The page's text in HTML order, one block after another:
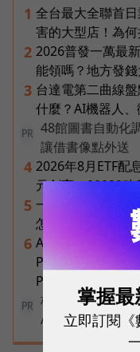
1 全台最大全聯首
害的大型店！為
2 2026普發一萬最
能領嗎？地方發
3 台達電第二曲線
什麼？AI機器人
PR
48館圖書自動化
讓借書像點外送
4 2026年8月ETF配
元創高、00929殖
5 一張遺照「開口
怎麼做出AI告別式
6 AI 時代的行動生
Prestige 14 Flip
PC？
PR
核保快六成、理
AI助理重塑保險
掌握最
立即訂閱